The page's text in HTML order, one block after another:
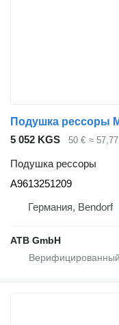
5 052 KGS 50 € ≈
Подушка рессоры
A9613251209
Германия, Bendorf
ATB GmbH